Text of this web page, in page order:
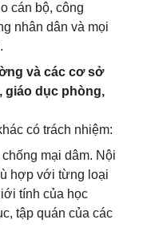
cán bộ, công
nhân dân và mọi
và các cơ sở
giáo dục phòng,
có trách nhiệm:
mại dâm. Nội
hợp với từng loại
tính của học
tập quán của các